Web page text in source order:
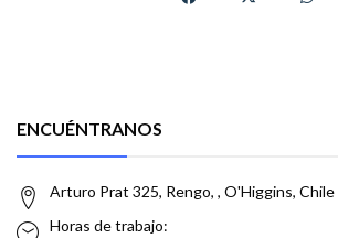
ENCUÉNTRANOS
Arturo Prat 325, Rengo, , O'Higgins, Chile
Horas de trabajo: